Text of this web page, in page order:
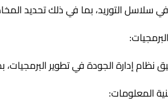
إدارة الجودة في تطوير